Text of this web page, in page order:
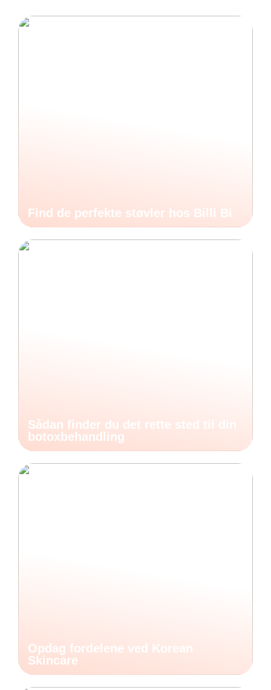
Find de perfekte støvler hos Billi Bi
Sådan finder du det rette sted til din
botoxbehandling
Opdag fordelene ved Korean
Skincare